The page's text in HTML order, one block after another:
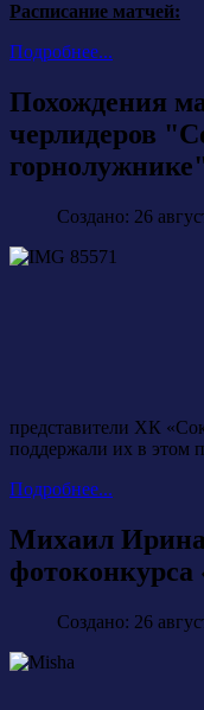
Расписание матчей:
Подробнее...
Похождения
черлидеров
Создано: 26
представители ХК
поддержали их в этом
Подробнее...
Михаил
Создано: 26